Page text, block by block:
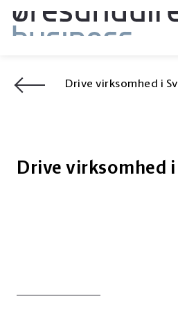
Drive virksomhed i
Drive virksomhed i